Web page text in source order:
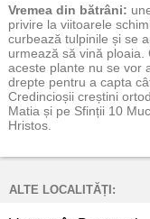
Vremea din bătrâni:
privire la viitoarele
curbează tulpinile și se
urmează să vină ploaia.
aceste plante nu se vor
drepte pentru a capta
Credincioșii creștini
Matia și pe Sfinții 10
Hristos.
ALTE LOCALITĂȚI: